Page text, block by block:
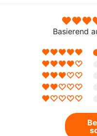
Basierend